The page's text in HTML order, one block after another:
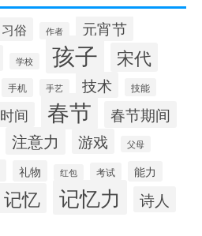
习俗 作者 元宵节
学校 孩子 宋代
手机 手艺 技术 技能
时间 春节 春节期间
注意力 游戏 父母
礼物 红包 考试 能力
记忆 记忆力 诗人